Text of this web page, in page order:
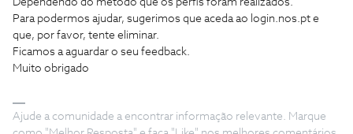
Dependendo do método que os perfis foram realizados.
Para podermos ajudar, sugerimos que aceda ao login.nos.pt e
que, por favor, tente eliminar.
Ficamos a aguardar o seu feedback.
Muito obrigado
Ajude a comunidade a encontrar informação relevante. Marque